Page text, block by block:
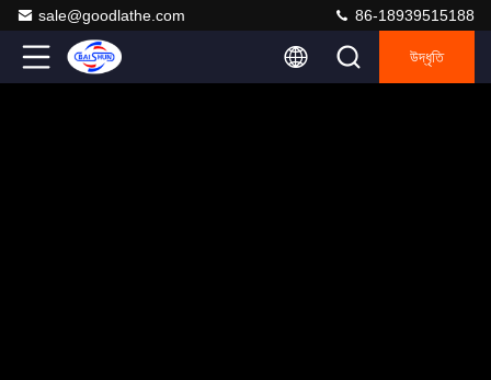
sale@goodlathe.com 86-18939515188
উদ্ধৃতি